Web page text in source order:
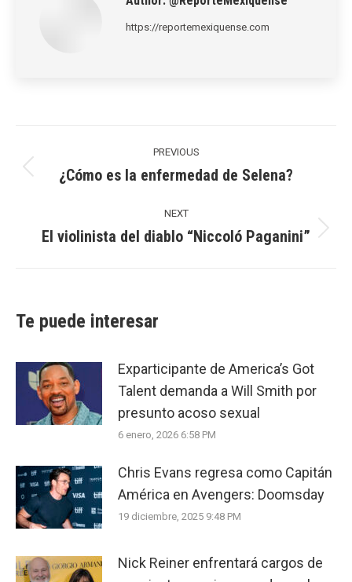
https://reportemexiquense.com
navigation
PREVIOUS
Previous
¿Cómo es la enfermedad de Selena?
NEXT
Next
El violinista del diablo “Niccoló Paganini”
Te puede interesar
Exparticipante de America’s Got
Talent demanda a Will Smith por
presunto acoso sexual
6 enero, 2026 6:58 PM
Chris Evans regresa como Capitán
América en Avengers: Doomsday
19 diciembre, 2025 9:48 PM
Nick Reiner enfrentará cargos de